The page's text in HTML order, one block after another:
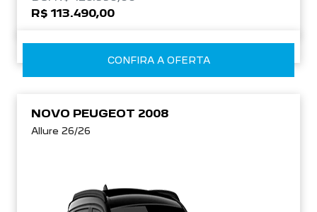
R$ 113.490,00
CONFIRA A OFERTA
NOVO PEUGEOT 2008
Allure 26/26